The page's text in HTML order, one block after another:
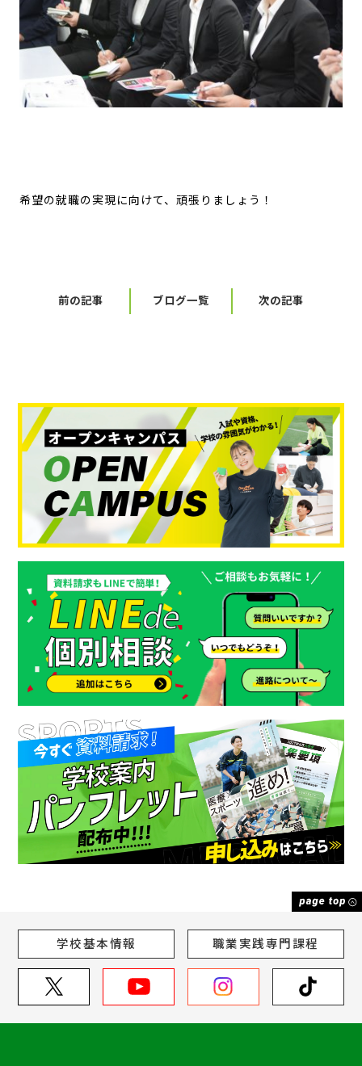
希望の就職の実現に向けて、頑張りましょう！
前の記事 ブログ一覧 次の記事
学校基本情報 職業実践専門課程